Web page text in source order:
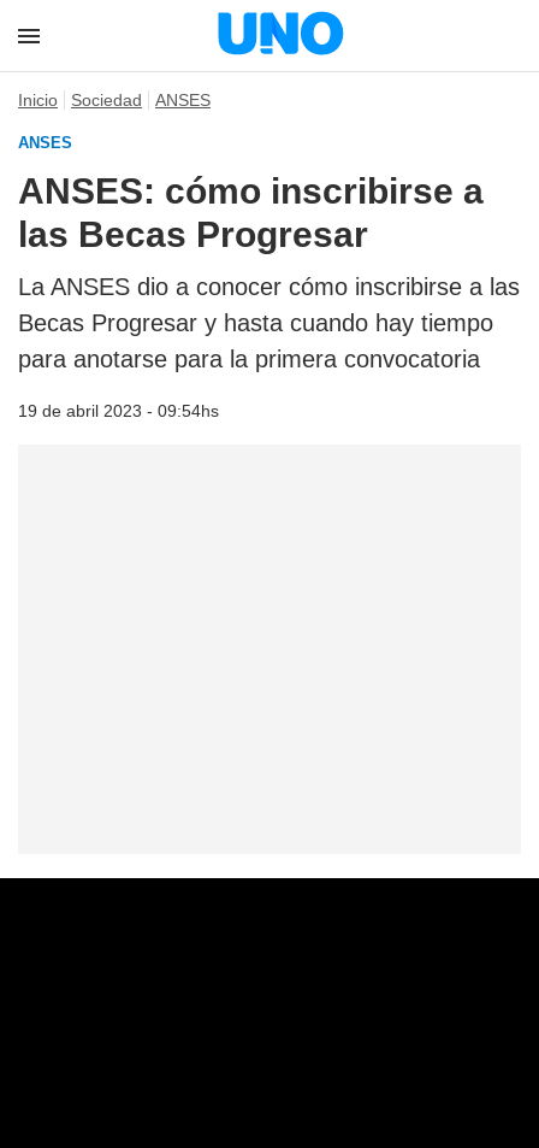
Inicio Sociedad ANSES
ANSES
ANSES: cómo inscribirse a
las Becas Progresar
La ANSES dio a conocer cómo inscribirse a las
Becas Progresar y hasta cuando hay tiempo
para anotarse para la primera convocatoria
19 de abril 2023 - 09:54hs